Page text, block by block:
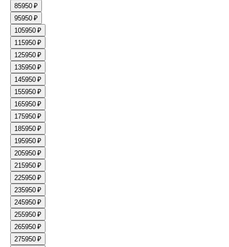
85950 ₽
95950 ₽
105950 ₽
115950 ₽
125950 ₽
135950 ₽
145950 ₽
155950 ₽
165950 ₽
175950 ₽
185950 ₽
195950 ₽
205950 ₽
215950 ₽
225950 ₽
235950 ₽
245950 ₽
255950 ₽
265950 ₽
275950 ₽